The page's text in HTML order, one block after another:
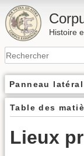
Histoire
Panneau latéral
Table des
Lieux